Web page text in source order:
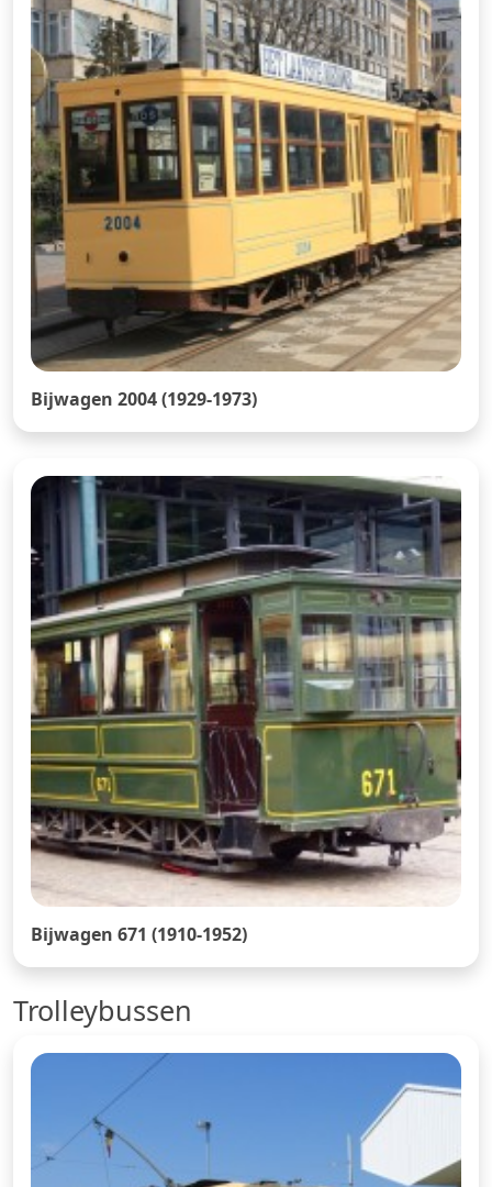
Bijwagen 2004 (1929-1973)
Bijwagen 671 (1910-1952)
Trolleybussen